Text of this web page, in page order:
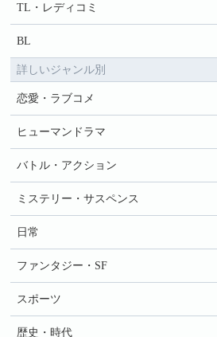
TL・レディコミ
BL
詳しいジャンル別
恋愛・ラブコメ
ヒューマンドラマ
バトル・アクション
ミステリー・サスペンス
日常
ファンタジー・SF
スポーツ
歴史・時代